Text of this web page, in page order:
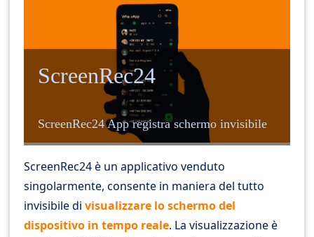
ScreenRec24
ScreenRec24 App registra schermo invisibile
ScreenRec24 è un applicativo venduto
singolarmente, consente in maniera del tutto
invisibile di visualizzare lo schermo del
dispositivo in tempo reale. La visualizzazione è